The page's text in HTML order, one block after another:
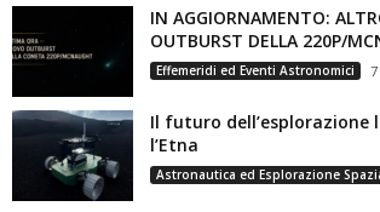
IN AGGIORNAMENTO:
OUTBURST DELLA 220P/
Effemeridi ed Eventi Astronomici
Il futuro dell’esplorazione
l’Etna
Astronautica ed Esplorazione